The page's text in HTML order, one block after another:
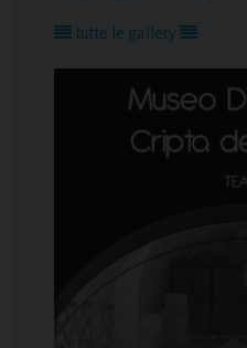
tutte le gallery